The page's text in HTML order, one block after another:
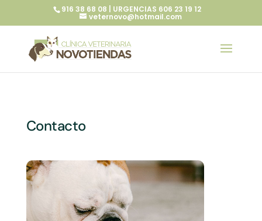
916 38 68 08 | URGENCIAS 606 23 19 12
veternovo@hotmail.com
Contacto